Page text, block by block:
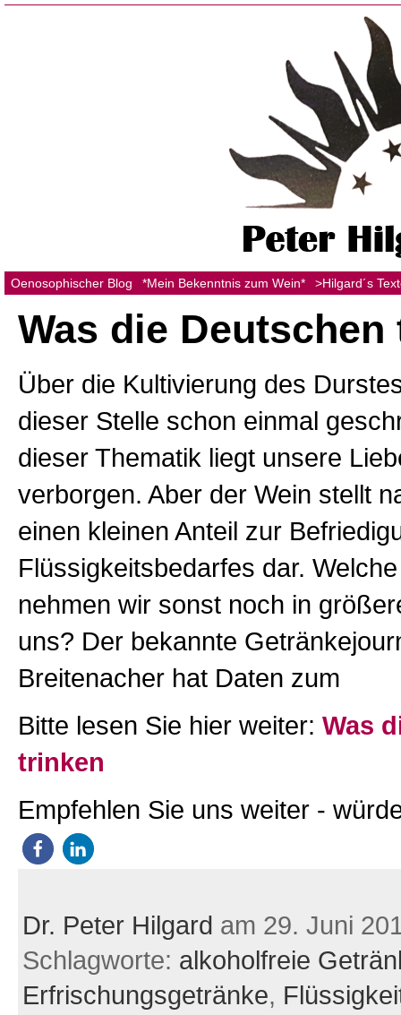
Oenosophischer Blog *Mein Bekenntnis zum Wein* >Hilgard´s
Was die
Über die Kultivierung des
dieser Stelle schon einmal
dieser Thematik liegt unsere
verborgen. Aber der Wein stellt
einen kleinen Anteil zur
Flüssigkeitsbedarfes dar.
nehmen wir sonst noch in
uns? Der bekannte
Breitenacher hat Daten zum
Bitte lesen Sie hier weiter: Was
trinken
Empfehlen Sie uns weiter -
Dr. Peter Hilgard am 29. Juni
Schlagworte: alkoholfreie
Erfrischungsgetränke,